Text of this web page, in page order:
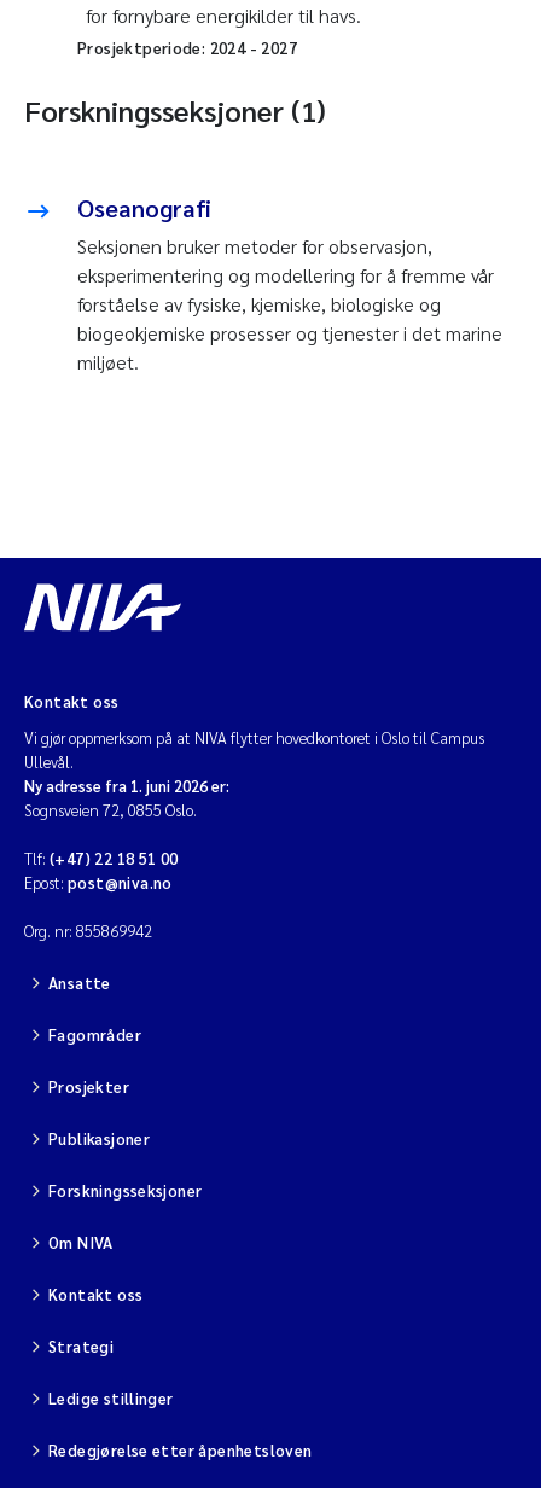
for fornybare energikilder til havs.
Prosjektperiode: 2024- 2027
Forskningsseksjoner (1)
Oseanografi
Seksjonen bruker metoder for observasjon,
eksperimentering og modellering for å fremme vår
forståelse av fysiske, kjemiske, biologiske og
biogeokjemiske prosesser og tjenester i det marine
miljøet.
Kontakt oss
Vi gjør oppmerksom på at NIVA flytter hovedkontoret i Oslo til Campus
Ullevål.
Ny adresse fra 1. juni 2026 er:
Sognsveien 72, 0855 Oslo.
Tlf: (+47) 22 18 51 00
Epost: post@niva.no
Org. nr: 855869942
Ansatte
Fagområder
Prosjekter
Publikasjoner
Forskningsseksjoner
Om NIVA
Kontakt oss
Strategi
Ledige stillinger
Redegjørelse etter åpenhetsloven